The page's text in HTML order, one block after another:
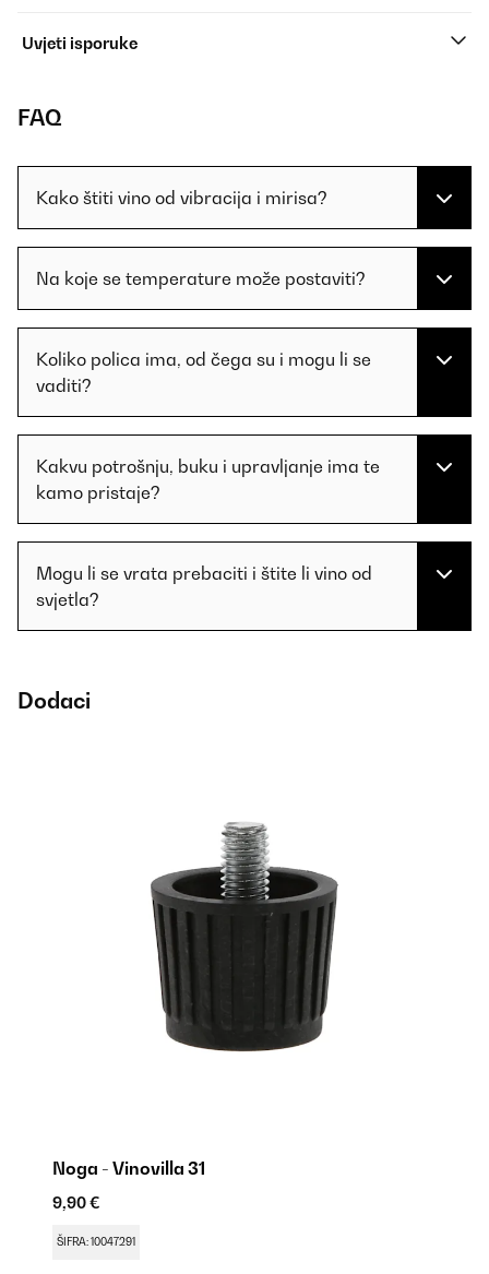
Uvjeti isporuke
FAQ
Kako štiti vino od vibracija i mirisa?
Na koje se temperature može postaviti?
Koliko polica ima, od čega su i mogu li se
vaditi?
Kakvu potrošnju, buku i upravljanje ima te
kamo pristaje?
Mogu li se vrata prebaciti i štite li vino od
svjetla?
Dodaci
Noga - Vinovilla 31
9,90 €
ŠIFRA: 10047291